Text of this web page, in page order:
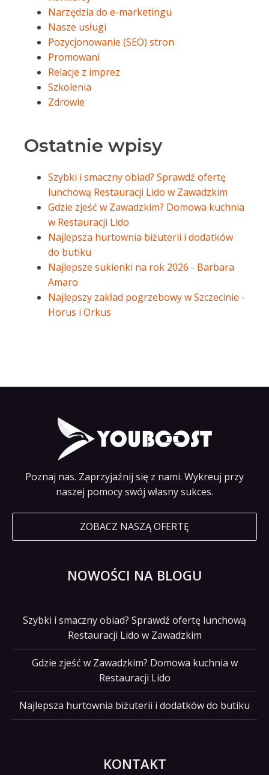
Narzędzia do e-marketingu
Nasze usługi
Pozycjonowanie (SEO) stron
Promowani
Relacje z imprez
Szkolenia
Zdrowie
Ostatnie wpisy
Szybki i smaczny obiad? Sprawdź ofertę
lunchową Restauracji Lido w Zawadzkim
Gdzie zjeść w Zawadzkim? Domowa kuchnia
w Restauracji Lido
Najlepsza hurtownia biżuterii i dodatków
do butiku
Najlepsze sukienki na rok 2026 - Barbara
Amaro
Najlepszy zakład pogrzebowy w Szczecinie -
Horus i Orkus
Poznaj nas. Zaprzyjaźnij się z nami. Wykreuj przy
naszej pomocy swój własny sukces.
ZOBACZ NASZĄ OFERTĘ
NOWOŚCI NA BLOGU
Szybki i smaczny obiad? Sprawdź ofertę lunchową
Restauracji Lido w Zawadzkim
Gdzie zjeść w Zawadzkim? Domowa kuchnia w
Restauracji Lido
Najlepsza hurtownia biżuterii i dodatków do butiku
KONTAKT